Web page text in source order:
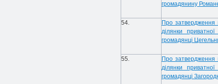
громадянину
54.
Про затвердження
ділянки
громадянці
55.
Про затвердження
ділянки
громадянці